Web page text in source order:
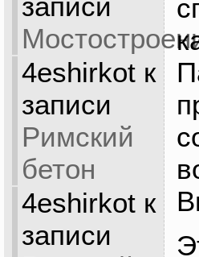
4eshirkotк
записи
Римский
бетон
4eshirkotк
записи